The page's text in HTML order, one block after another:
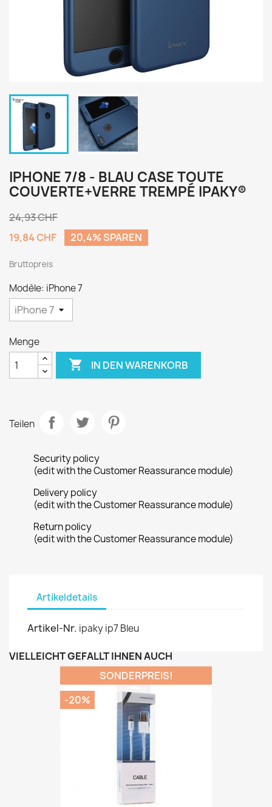
IPHONE 7/8 - BLAU CASE TOUTE
COUVERTE+VERRE TREMPÉ IPAKY®
24,93 CHF
19,84 CHF
20,4% SPAREN
Bruttopreis
Modèle: iPhone 7
Menge
 IN DEN WARENKORB
Teilen
Security policy
(edit with the Customer Reassurance module)
Delivery policy
(edit with the Customer Reassurance module)
Return policy
(edit with the Customer Reassurance module)
Artikeldetails
Artikel-Nr. ipaky ip7 Bleu
VIELLEICHT GEFÄLLT IHNEN AUCH
SONDERPREIS!
-20%